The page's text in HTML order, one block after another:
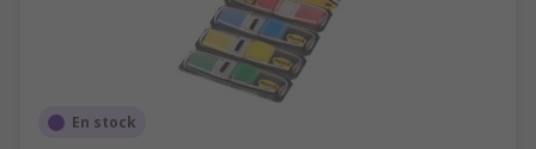
En stock